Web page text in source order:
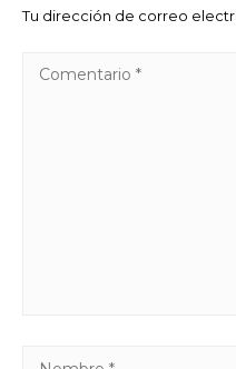
Tu dirección de correo